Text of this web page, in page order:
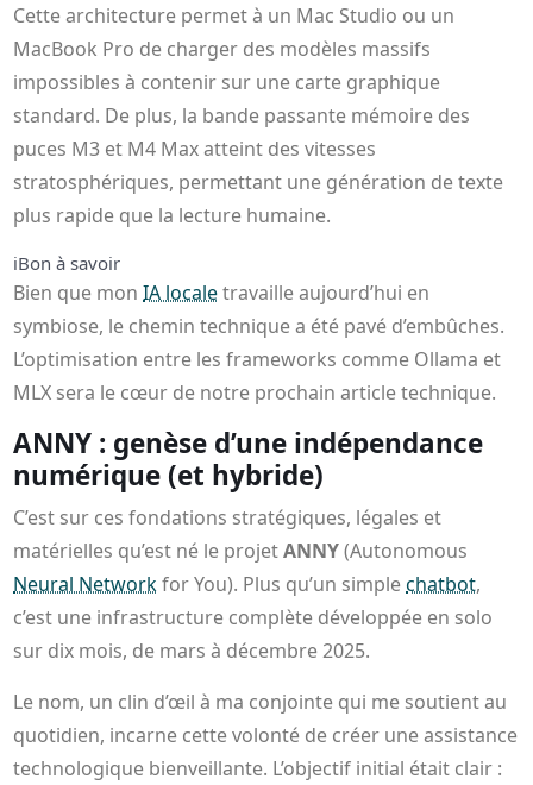
Cette architecture permet à un Mac Studio ou un
MacBook Pro de charger des modèles massifs
impossibles à contenir sur une carte graphique
standard. De plus, la bande passante mémoire des
puces M3 et M4 Max atteint des vitesses
stratosphériques, permettant une génération de texte
plus rapide que la lecture humaine.
ℹ️Bon à savoir
Bien que monIA localetravaille aujourd’hui en
symbiose, le chemin technique a été pavé d’embûches.
L’optimisation entre les frameworks comme Ollama et
MLX sera le cœur de notre prochain article technique.
ANNY : genèse d’une indépendance
numérique (et hybride)
C’est sur ces fondations stratégiques, légales et
matérielles qu’est né le projetANNY(Autonomous
Neural Networkfor You). Plus qu’un simplechatbot,
c’est une infrastructure complète développée en solo
sur dix mois, de mars à décembre 2025.
Le nom, un clin d’œil à ma conjointe qui me soutient au
quotidien, incarne cette volonté de créer une assistance
technologique bienveillante. L’objectif initial était clair :